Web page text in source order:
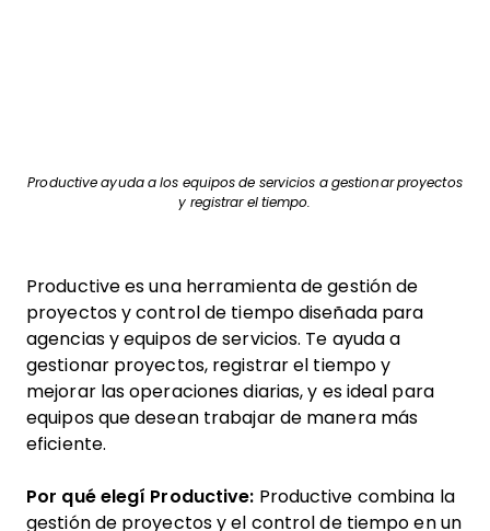
Productive ayuda a los equipos de servicios a gestionar proyectos
y registrar el tiempo.
Productive es una herramienta de gestión de
proyectos y control de tiempo diseñada para
agencias y equipos de servicios. Te ayuda a
gestionar proyectos, registrar el tiempo y
mejorar las operaciones diarias, y es ideal para
equipos que desean trabajar de manera más
eficiente.
Por qué elegí Productive: Productive combina la
gestión de proyectos y el control de tiempo en un